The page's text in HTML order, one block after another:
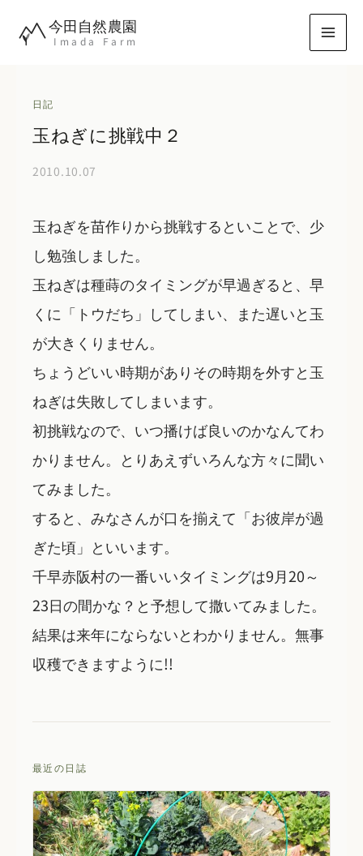
今田自然農園
Imada Farm
日記
玉ねぎに挑戦中２
2010.10.07
玉ねぎを苗作りから挑戦するといことで、少
し勉強しました。
玉ねぎは種蒔のタイミングが早過ぎると、早
くに「トウだち」してしまい、また遅いと玉
が大きくりません。
ちょうどいい時期がありその時期を外すと玉
ねぎは失敗してしまいます。
初挑戦なので、いつ播けば良いのかなんてわ
かりません。とりあえずいろんな方々に聞い
てみました。
すると、みなさんが口を揃えて「お彼岸が過
ぎた頃」といいます。
千早赤阪村の一番いいタイミングは9月20～
23日の間かな？と予想して撒いてみました。
結果は来年にならないとわかりません。無事
収穫できますように!!
最近の日誌